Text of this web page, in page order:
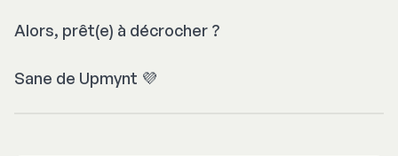
Alors, prêt(e) à décrocher ?
Sane de Upmynt 💜